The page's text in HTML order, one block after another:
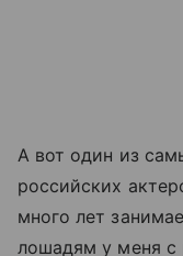
А вот один из
российских
много лет
лошадям у меня с